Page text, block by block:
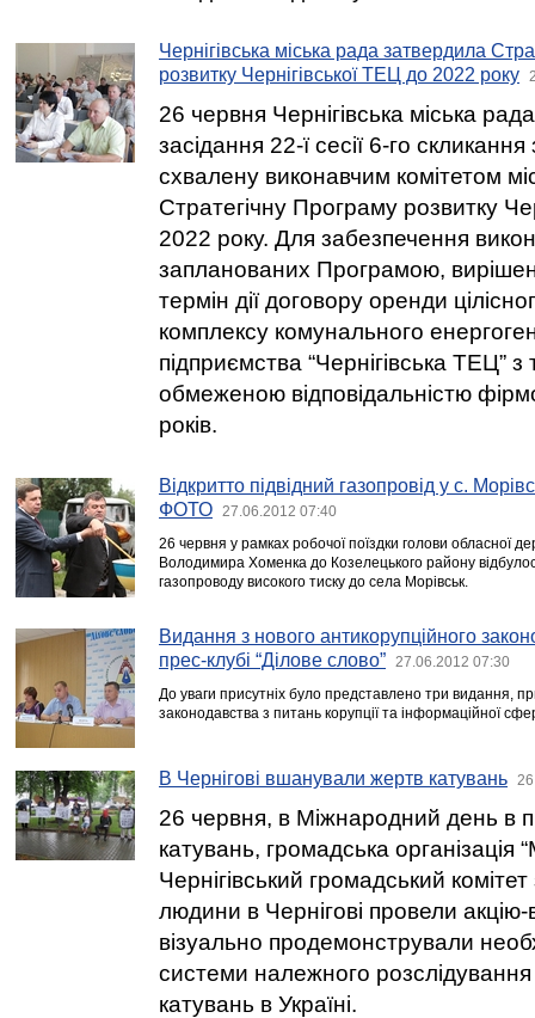
Чернігівська міська рада затвердила
розвитку Чернігівської ТЕЦ до 2022 року
26 червня Чернігівська міська
засідання 22-ї сесії 6-го
схвалену виконавчим комітетом
Стратегічну Програму розвитку
2022 року. Для забезпечення
запланованих Програмою,
термін дії договору оренди
комплексу комунального
підприємства “Чернігівська ТЕЦ”
обмеженою відповідальністю
років.
Відкритто підвідний газопровід у с.
ФОТО
27.06.2012 07:40
26 червня у рамках робочої поїздки голови обласної
Володимира Хоменка до Козелецького району
газопроводу високого тиску до села Морівськ.
Видання з нового антикорупційного
прес-клубі “Ділове слово”
27.06.2012 07:30
До уваги присутніх було представлено три видання,
законодавства з питань корупції та інформаційної
В Чернігові вшанували жертв катувань
26 червня, в Міжнародний день в
катувань, громадська організація
Чернігівський громадський
людини в Чернігові провели акцію-
візуально продемонстрували
системи належного
катувань в Україні.